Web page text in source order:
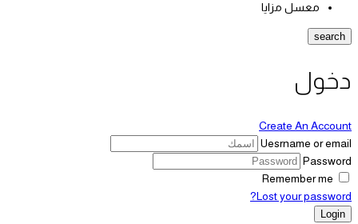
معسل مزايا
search
دخول
Create An Account
Uesrname or email
Password
Remember me
Lost your password?